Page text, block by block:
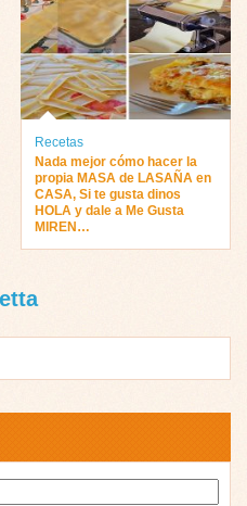
Recetas
Nada mejor cómo hacer la
propia MASA de LASAÑA en
CASA, Si te gusta dinos
HOLA y dale a Me Gusta
MIREN…